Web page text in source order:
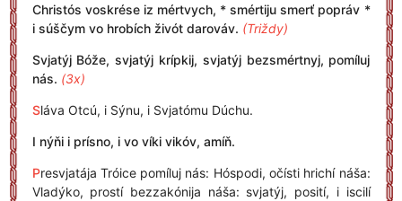
Christós voskrése iz mértvych, * smértiju smerť popráv *
i súščym vo hrobích živót darováv. (Triždy)
Svjatýj Bóže, svjatýj krípkij, svjatýj bezsmértnyj, pomíluj
nás. (3x)
Sláva Otcú, i Sýnu, i Svjatómu Dúchu.
I nýňi i prísno, i vo víki vikóv, amíň.
Presvjatája Tróice pomíluj nás: Hóspodi, očísti hrichí náša:
Vladýko, prostí bezzakónija náša: svjatýj, posití, i iscilí